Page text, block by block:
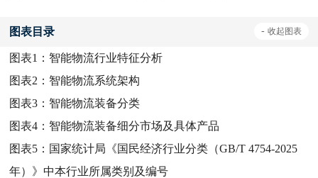
图表目录 - 收起图表
图表1： 智能物流行业特征分析
图表2： 智能物流系统架构
图表3： 智能物流装备分类
图表4： 智能物流装备细分市场及具体产品
图表5： 国家统计局《国民经济行业分类（GB/T 4754-2025
年）》中本行业所属类别及编号